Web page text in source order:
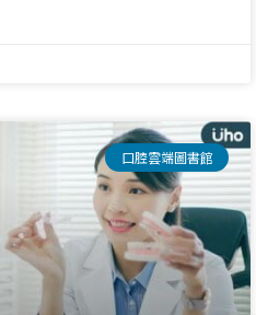
口腔雲端圖書館